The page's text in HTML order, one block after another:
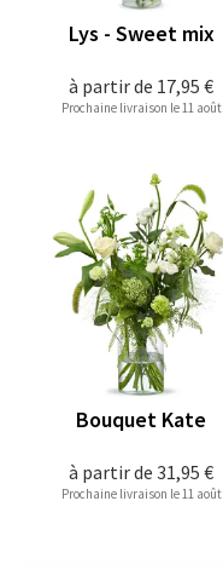
à partir de 17,95 €
Lys - Sweet mix
Prochaine livraison le 11 août
à partir de 31,95 €
Bouquet Kate
Prochaine livraison le 11 août